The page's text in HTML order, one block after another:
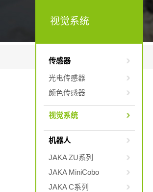
视觉系统
传感器
光电传感器
颜色传感器
视觉系统
机器人
JAKA ZU系列
JAKA MiniCobo
JAKA C系列